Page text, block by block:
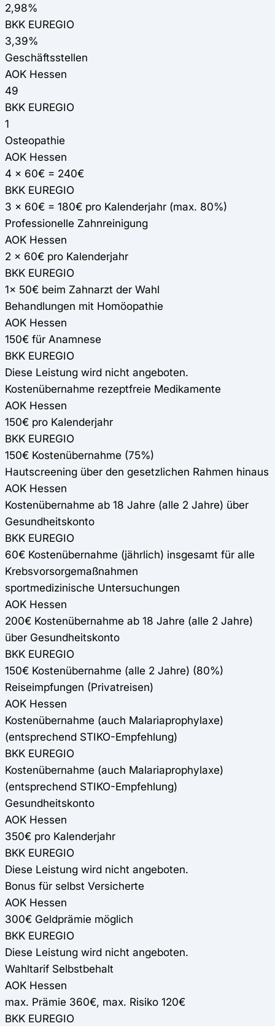
2,98%
BKK EUREGIO
3,39%
Geschäftsstellen
AOK Hessen
49
BKK EUREGIO
1
Osteopathie
AOK Hessen
4 x 60€ = 240€
BKK EUREGIO
3 x 60€ = 180€ pro Kalenderjahr (max. 80%)
Professionelle Zahnreinigung
AOK Hessen
2 x 60€ pro Kalenderjahr
BKK EUREGIO
1x 50€ beim Zahnarzt der Wahl
Behandlungen mit Homöopathie
AOK Hessen
150€ für Anamnese
BKK EUREGIO
Diese Leistung wird nicht angeboten.
Kostenübernahme rezeptfreie Medikamente
AOK Hessen
150€ pro Kalenderjahr
BKK EUREGIO
150€ Kostenübernahme (75%)
Hautscreening über den gesetzlichen Rahmen hinaus
AOK Hessen
Kostenübernahme ab 18 Jahre (alle 2 Jahre) über
Gesundheitskonto
BKK EUREGIO
60€ Kostenübernahme (jährlich) insgesamt für alle
Krebsvorsorgemaßnahmen
sportmedizinische Untersuchungen
AOK Hessen
200€ Kostenübernahme ab 18 Jahre (alle 2 Jahre)
über Gesundheitskonto
BKK EUREGIO
150€ Kostenübernahme (alle 2 Jahre) (80%)
Reiseimpfungen (Privatreisen)
AOK Hessen
Kostenübernahme (auch Malariaprophylaxe)
(entsprechend STIKO-Empfehlung)
BKK EUREGIO
Kostenübernahme (auch Malariaprophylaxe)
(entsprechend STIKO-Empfehlung)
Gesundheitskonto
AOK Hessen
350€ pro Kalenderjahr
BKK EUREGIO
Diese Leistung wird nicht angeboten.
Bonus für selbst Versicherte
AOK Hessen
300€ Geldprämie möglich
BKK EUREGIO
Diese Leistung wird nicht angeboten.
Wahltarif Selbstbehalt
AOK Hessen
max. Prämie 360€, max. Risiko 120€
BKK EUREGIO